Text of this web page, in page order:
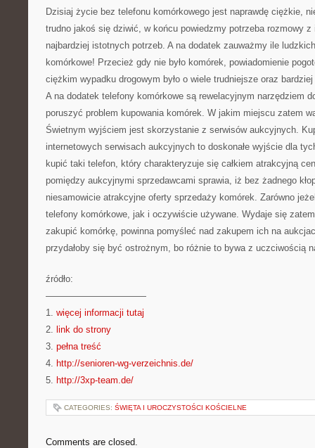
Dzisiaj życie bez telefonu komórkowego jest naprawdę ciężkie,
trudno jakoś się dziwić, w końcu powiedzmy potrzeba rozmowy
najbardziej istotnych potrzeb. A na dodatek zauważmy ile
komórkowe! Przecież gdy nie było komórek, powiadomienie
ciężkim wypadku drogowym było o wiele trudniejsze oraz
A na dodatek telefony komórkowe są rewelacyjnym narzędziem
poruszyć problem kupowania komórek. W jakim miejscu zatem
Świetnym wyjściem jest skorzystanie z serwisów aukcyjnych.
internetowych serwisach aukcyjnych to doskonałe wyjście dla
kupić taki telefon, który charakteryzuje się całkiem atrakcyjną
pomiędzy aukcyjnymi sprzedawcami sprawia, iż bez żadnego
niesamowicie atrakcyjne oferty sprzedaży komórek. Zarówno
telefony komórkowe, jak i oczywiście używane. Wydaje się
zakupić komórkę, powinna pomyśleć nad zakupem ich na
przydałoby się być ostrożnym, bo różnie to bywa z uczciwością
źródło:
———————————
1. więcej informacji tutaj
2. link do strony
3. pełna treść
4. http://senioren-wg-verzeichnis.de/
5. http://3xp-team.de/
CATEGORIES: ŚWIĘTA I UROCZYSTOŚCI KOŚCIELNE
Comments are closed.